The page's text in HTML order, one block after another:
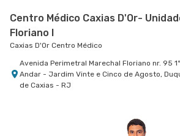
Centro Médico Caxias D'Or-
Floriano I
Caxias D'Or Centro Médico
Avenida Perimetral Marechal Floriano nr. 95 1º
Andar - Jardim Vinte e Cinco de Agosto,
de Caxias - RJ